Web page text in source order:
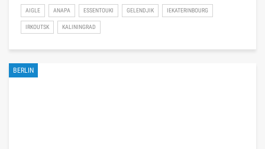
AIGLE ANAPA ESSENTOUKI GELENDJIK IEKATERINBOURG
IRKOUTSK KALININGRAD
BERLIN